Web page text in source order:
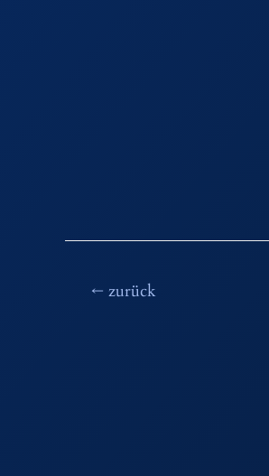
Beitragsnavigation
← zurück